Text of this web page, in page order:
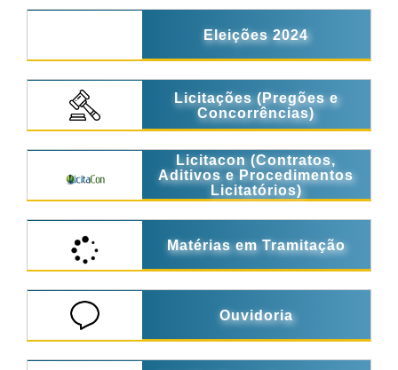
Eleições 2024
Licitações (Pregões e
Concorrências)
Licitacon (Contratos,
Aditivos e Procedimentos
Licitatórios)
Matérias em Tramitação
Ouvidoria